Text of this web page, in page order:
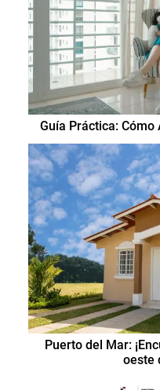
Guía Práctica:
Puerto del Mar:
oeste